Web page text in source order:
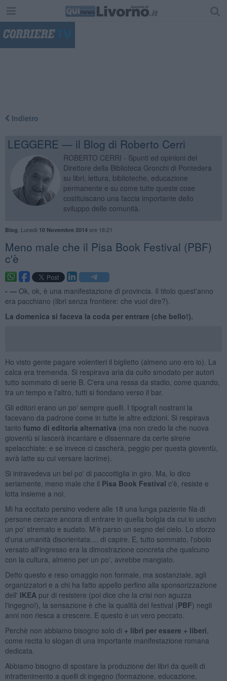
Indietro
LEGGERE — il Blog di Roberto Cerri
ROBERTO CERRI - Spunti ed opinioni del
Direttore della Biblioteca Gronchi di Pontedera
su libri, lettura, biblioteche, educazione
permanente e su come tutte queste cose
costituiscano una faccia importante dello
sviluppo delle comunità.
Blog Lunedì 10 Novembre 2014ore 16:21
​Meno male che il Pisa Book Festival (PBF)
c'è
- — Ok, ok, è una manifestazione di provincia. Il titolo quest'anno
era pacchiano (libri senza frontiere: che vuol dire?).
La domenica si faceva la coda per entrare (che bello!).
Ho visto gente pagare volentieri il biglietto (almeno uno ero io). La
calca era tremenda. Si respirava aria da culto smodato per autori
tutto sommato di serie B. C'era una ressa da stadio, come quando,
tra un tempo e l'altro, tutti si fiondano verso il bar.
Gli editori erano un po' sempre quelli. I tipografi nostrani la
facevano da padrone come in tutte le altre edizioni. Si respirava
tanto fumo di editoria alternativa (ma non credo la che nuova
gioventù si lascerà incantare e dissennare da certe sirene
spelacchiate: e se invece ci cascherà, peggio per questa gioventù,
avrà latte su cui versare lacrime).
Si intravedeva un bel po' di paccottiglia in giro. Ma, lo dico
seriamente, meno male che il Pisa Book Festival c'è, resiste e
lotta insieme a noi.
Mi ha eccitato persino vedere alle 18 una lunga paziente fila di
persone cercare ancora di entrare in quella bolgia da cui io uscivo
un po' stremato e sudato. M'è parso un segno del cielo. Lo sforzo
d'una umanità disorientata.... di capire. E, tutto sommato, l'obolo
versato all'ingresso era la dimostrazione concreta che qualcuno
con la cultura, almeno per un po', avrebbe mangiato.
Detto questo e reso omaggio non formale, ma sostanziale, agli
organizzatori e a chi ha fatto appello perfino alla sponsorizzazione
dell' IKEA pur di resistere (poi dice che la crisi non aguzza
l'ingegno!), la sensazione è che la qualità del festival (PBF) negli
anni non riesca a crescere. E questo è un vero peccato.
Perchè non abbiamo bisogno solo di + libri per essere + liberi
come recita lo slogan di una importante manifestazione romana
dedicata.
Abbiamo bisogno di spostare la produzione dei libri da quelli di
intrattenimento a quelli di ingegno (formazione, educazione,